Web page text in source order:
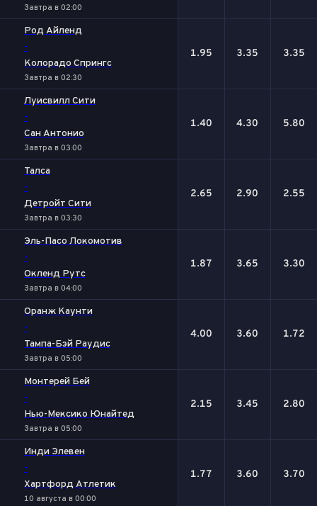
Завтра в 02:00
Род Айленд
-
Колорадо Спрингс
Завтра в 02:30
1.95 3.35 3.35
Луисвилл Сити
-
Сан Антонио
Завтра в 03:00
1.40 4.30 5.80
Талса
-
Детройт Сити
Завтра в 03:30
2.65 2.90 2.55
Эль-Пасо Локомотив
-
Окленд Рутс
Завтра в 04:00
1.87 3.65 3.30
Оранж Каунти
-
Тампа-Бэй Рaудис
Завтра в 05:00
4.00 3.60 1.72
Монтерей Бей
-
Нью-Мексико Юнайтед
Завтра в 05:00
2.15 3.45 2.80
Инди Элевен
-
Хартфорд Атлетик
10 августа в 00:00
1.77 3.60 3.70